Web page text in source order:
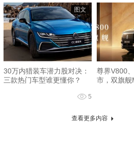
图文
30万内猎装车潜力股对决：
三款热门车型谁更懂你？
5
尊界V800
市，双旗舰
查看更多内容